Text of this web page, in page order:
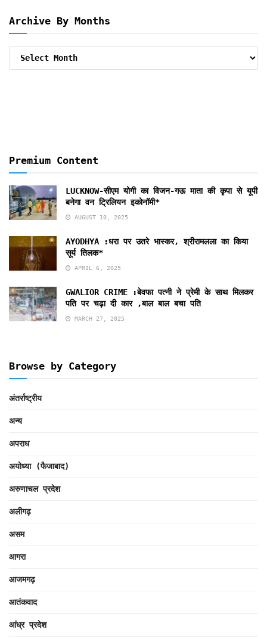
Archive By Months
Archive
Premium Content
LUCKNOW-सीएम योगी का विजन-गऊ माता की कृपा से यूपी
बनेगा वन ट्रिलियन इकोनॉमी*
AUGUST 10, 2025
AYODHYA :धरा पर उतरे भास्कर, श्रीरामलला का किया
सूर्य तिलक*
APRIL 6, 2025
GWALIOR CRIME :बेवफा पत्नी ने प्रेमी के साथ मिलकर
पति पर चढ़ा दी कार ,बाल बाल बचा पति
MARCH 27, 2025
Browse by Category
अंतर्राष्ट्रीय
अन्य
अपराध
अयोध्या (फैजाबाद)
अरुणाचल प्रदेश
अलीगढ़
असम
आगरा
आजमगढ़
आतंकवाद
आंध्र प्रदेश